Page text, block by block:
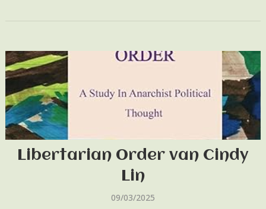
Libertarian Order van Cindy
Lin
09/03/2025